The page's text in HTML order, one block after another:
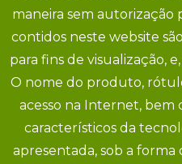
maneira sem autorização
contidos neste website
para fins de visualização,
O nome do produto,
acesso na Internet, bem
característicos da
apresentada, sob a forma